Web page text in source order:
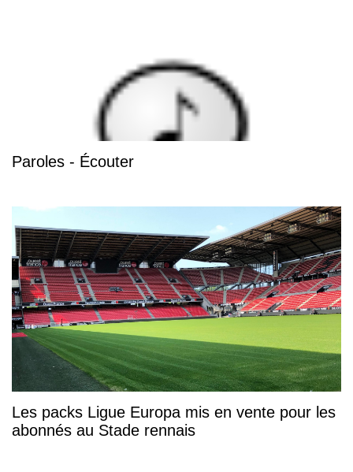
Paroles - Écouter
Les packs Ligue Europa mis en vente pour les
abonnés au Stade rennais